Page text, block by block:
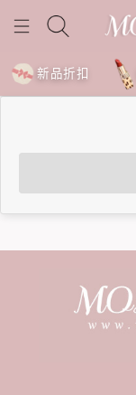
新品折扣